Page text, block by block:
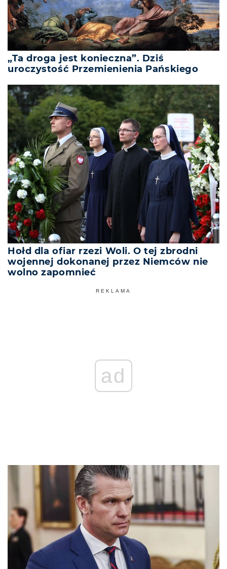
„Ta droga jest konieczna”. Dziś
uroczystość Przemienienia Pańskiego
Hołd dla ofiar rzezi Woli. O tej zbrodni
wojennej dokonanej przez Niemców nie
wolno zapomnieć
REKLAMA
ad